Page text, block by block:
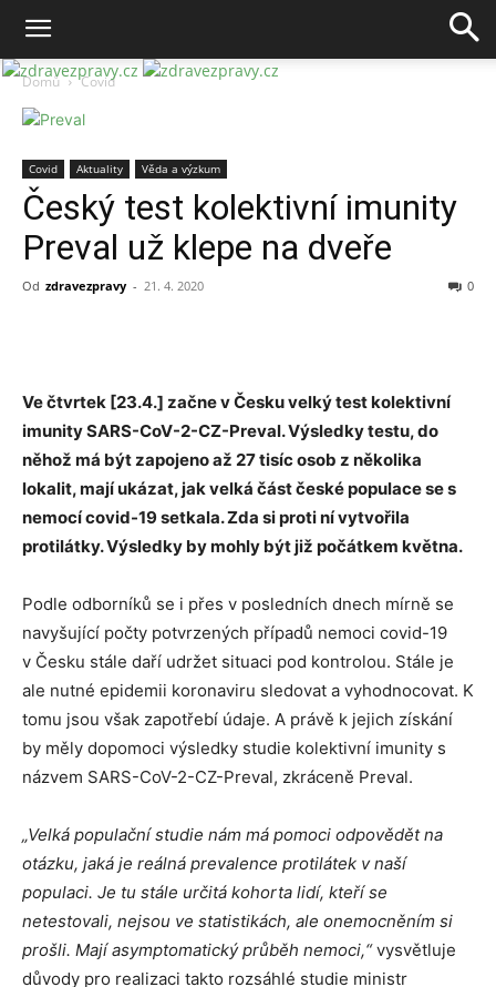
Domů Covid
Covid Aktuality Věda a výzkum
Český test kolektivní imunity
Preval už klepe na dveře
Od zdravezpravy - 21. 4. 2020 0
Ve čtvrtek [23.4.] začne v Česku velký test kolektivní
imunity SARS-CoV-2-CZ-Preval. Výsledky testu, do
něhož má být zapojeno až 27 tisíc osob z několika
lokalit, mají ukázat, jak velká část české populace se s
nemocí covid-19 setkala. Zda si proti ní vytvořila
protilátky. Výsledky by mohly být již počátkem května.
Podle odborníků se i přes v posledních dnech mírně se
navyšující počty potvrzených případů nemoci covid-19
v Česku stále daří udržet situaci pod kontrolou. Stále je
ale nutné epidemii koronaviru sledovat a vyhodnocovat. K
tomu jsou však zapotřebí údaje. A právě k jejich získání
by měly dopomoci výsledky studie kolektivní imunity s
názvem SARS-CoV-2-CZ-Preval, zkráceně Preval.
„Velká populační studie nám má pomoci odpovědět na
otázku, jaká je reálná prevalence protilátek v naší
populaci. Je tu stále určitá kohorta lidí, kteří se
netestovali, nejsou ve statistikách, ale onemocněním si
prošli. Mají asymptomatickýprůběh nemoci,“vysvětluje
důvody pro realizaci takto rozsáhlé studie ministr